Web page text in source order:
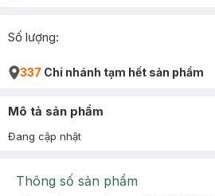
Số lượng:
337 Chi nhánh tạm hết sản phẩm
Mô tả sản phẩm
Đang cập nhật
Thông số sản phẩm